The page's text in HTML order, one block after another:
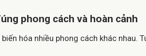
phong cách và hoàn cảnh
hóa nhiều phong cách khác nhau.